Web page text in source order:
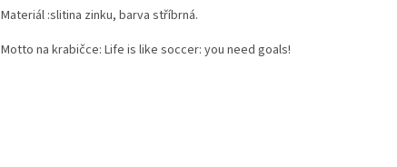
Materiál :slitina zinku, barva stříbrná.
Motto na krabičce: Life is like soccer: you need goals!